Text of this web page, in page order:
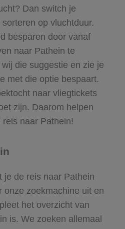
Dan switch je
op vluchtduur.
besparen door vanaf
naar Pathein te
die suggestie en zie je
met die optie bespaart.
naar vliegtickets
zijn. Daarom helpen
naar Pathein!
je de reis naar Pathein
onze zoekmachine uit en
het overzicht van
is. We zoeken allemaal